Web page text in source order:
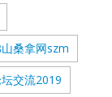
桑拿网szm
交流2019